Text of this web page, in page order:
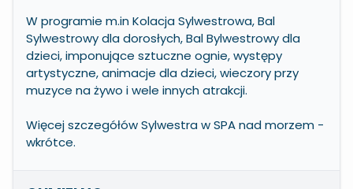
W programie m.in Kolacja Sylwestrowa, Bal
Sylwestrowy dla dorosłych, Bal Bylwestrowy dla
dzieci, imponujące sztuczne ognie, występy
artystyczne, animacje dla dzieci, wieczory przy
muzyce na żywo i wele innych atrakcji.
Więcej szczegółów Sylwestra w SPA nad morzem -
wkrótce.